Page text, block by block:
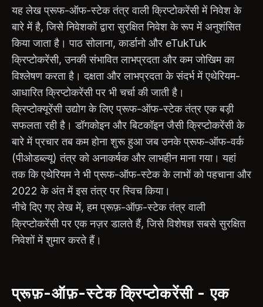
यह लेख प्रूफ-ऑफ-स्टेक तंत्र वाली क्रिप्टोकरेंसी में निवेश के
बारे में है, जिसे निवेशकों द्वारा सुरक्षित निवेश के रूप में अनुशंसित
किया जाता है। पाठ सोलाना, कार्डानो और eTukTuk
क्रिप्टोकरेंसी, उनकी संभावित लाभप्रदता और कम जोखिम का
विश्लेषण करता है। दक्षता और लाभप्रदता के संदर्भ में एथेरियम-
आधारित क्रिप्टोकरेंसी पर भी चर्चा की जाती है।
क्रिप्टोक्यूरेंसी उद्योग के लिए प्रूफ-ऑफ-स्टेक तंत्र एक बड़ी
सफलता रही है। डॉगकोइन और बिटकॉइन जैसी क्रिप्टोकरेंसी के
बारे में प्रचार तब कम होना शुरू हुआ जब उनके प्रूफ-ऑफ-वर्क
(पीओडब्ल्यू) तंत्र को अनाकर्षक और लाभहीन माना गया। यहां
तक कि एथेरियम ने भी प्रूफ-ऑफ-स्टेक के लाभों को पहचाना और
2022 के अंत में इस तंत्र पर स्विच किया।
नीचे दिए गए लेख में, हम प्रूफ़-ऑफ़-स्टेक तंत्र वाली
क्रिप्टोकरेंसी पर एक नज़र डालते हैं, जिसे विशेषज्ञ सबसे सुरक्षित
निवेशों में शुमार करते हैं।
प्रूफ़-ऑफ़-स्टेक क्रिप्टोकरेंसी - एक